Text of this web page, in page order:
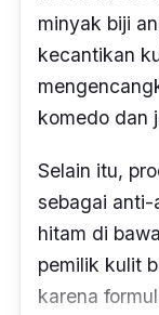
minyak biji
kecantikan
komedo dan
Selain itu,
sebagai anti-
hitam di
pemilik kulit
karena